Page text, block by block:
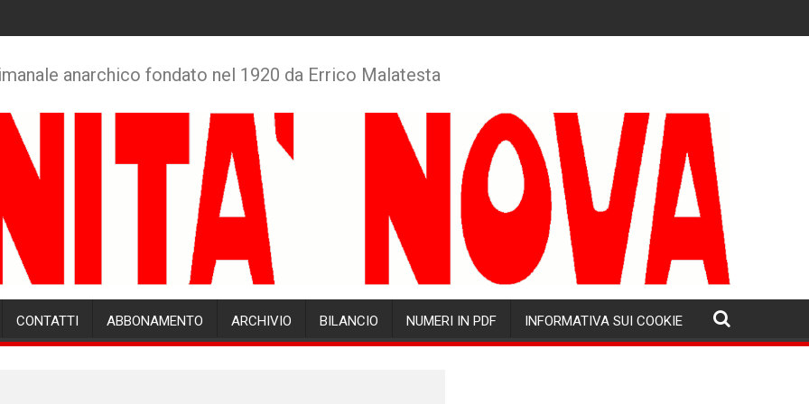
anarchico fondato nel 1920 da Errico Malatesta
CONTATTI ABBONAMENTO ARCHIVIO BILANCIO NUMERI IN PDF INFORMATIVA SUI COOKIE